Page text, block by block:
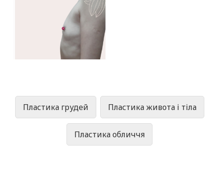
Пластика грудей Пластика живота і тіла
Пластика обличчя